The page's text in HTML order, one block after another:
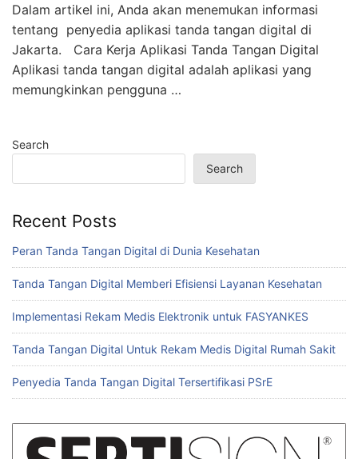
Dalam artikel ini, Anda akan menemukan informasi
tentang penyedia aplikasi tanda tangan digital di
Jakarta. Cara Kerja Aplikasi Tanda Tangan Digital
Aplikasi tanda tangan digital adalah aplikasi yang
memungkinkan pengguna …
Search
Search
Recent Posts
Peran Tanda Tangan Digital di Dunia Kesehatan
Tanda Tangan Digital Memberi Efisiensi Layanan Kesehatan
Implementasi Rekam Medis Elektronik untuk FASYANKES
Tanda Tangan Digital Untuk Rekam Medis Digital Rumah Sakit
Penyedia Tanda Tangan Digital Tersertifikasi PSrE